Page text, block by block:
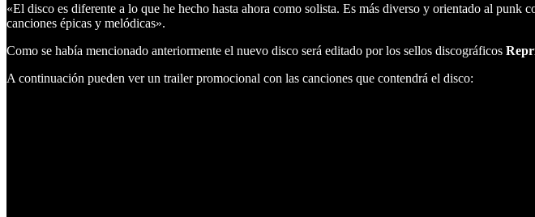
«El disco es diferente a lo que he hecho hasta ahora como solista. Es más diverso y orientado al
canciones épicas y melódicas».
Como se había mencionado anteriormente el nuevo disco será editado por los sellos discográficos
A continuación pueden ver un trailer promocional con las canciones que contendrá el disco: